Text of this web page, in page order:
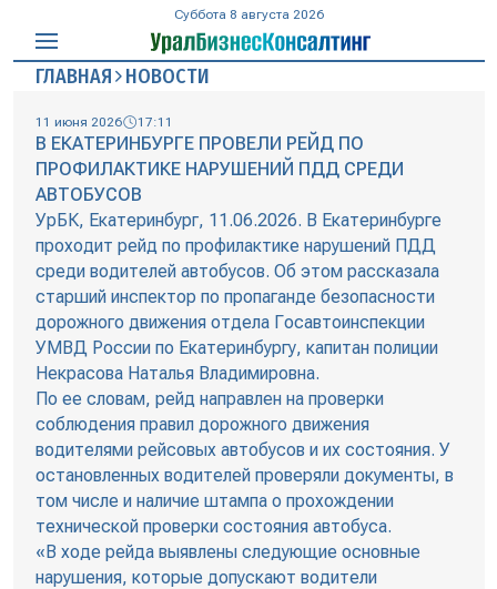
Суббота 8 августа 2026
ГЛАВНАЯ НОВОСТИ
11 июня 2026 17:11
В ЕКАТЕРИНБУРГЕ ПРОВЕЛИ РЕЙД ПО
ПРОФИЛАКТИКЕ НАРУШЕНИЙ ПДД СРЕДИ
АВТОБУСОВ
УрБК, Екатеринбург, 11.06.2026. В Екатеринбурге
проходит рейд по профилактике нарушений ПДД
среди водителей автобусов. Об этом рассказала
старший инспектор по пропаганде безопасности
дорожного движения отдела Госавтоинспекции
УМВД России по Екатеринбургу, капитан полиции
Некрасова Наталья Владимировна.
По ее словам, рейд направлен на проверки
соблюдения правил дорожного движения
водителями рейсовых автобусов и их состояния. У
остановленных водителей проверяли документы, в
том числе и наличие штампа о прохождении
технической проверки состояния автобуса.
«В ходе рейда выявлены следующие основные
нарушения, которые допускают водители